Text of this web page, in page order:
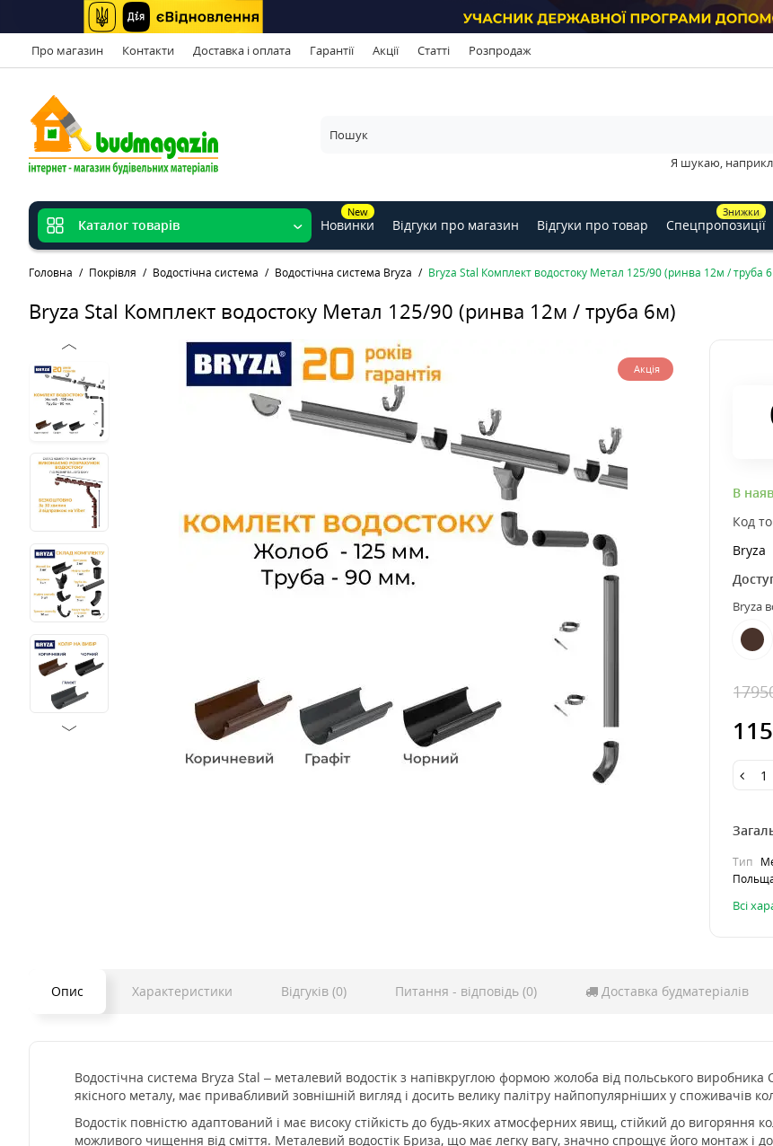
Про магазин Контакти Доставка і оплата Гарантії Акції Статті Розпродаж
Я шукаю,
Головна Покрівля Водостічна система Водостічна система Bryza Bryza Stal Комплект водостоку Метал 125/90 (ринва 12м / труба
Bryza Stal Комплект водостоку Метал 125/90 (ринва 12м / труба 6м)
Акція
В
Код
Bryza
Bryza
Тип
Всі
Опис Характеристики Відгуків (0) Питання - відповідь (0) Доставка будматеріалів
Водостічна система Bryza Stal – металевий водостік з напівкруглою формою жолоба від польського
якісного металу, має привабливий зовнішній вигляд і досить велику палітру найпопулярніших у споживачів
Водостік повністю адаптований і має високу стійкість до будь-яких атмосферних явищ, стійкий до вигоряння
можливого чищення від сміття. Металевий водостік Бриза, що має легку вагу, значно спрощує його монтаж і
Каталог товарів
New
Новинки Відгуки про магазин Відгуки про товар
Знижки
Спецпропозиції